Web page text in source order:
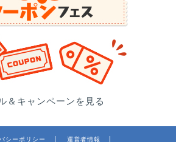
＆キャンペーンを見る
シーポリシー 運営者情報